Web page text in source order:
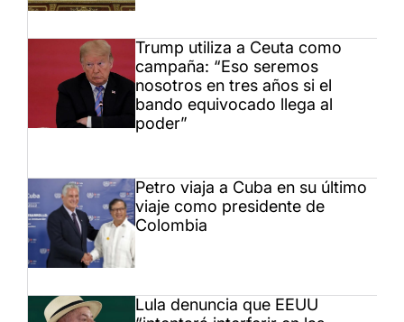
Trump utiliza a Ceuta como
campaña: “Eso seremos
nosotros en tres años si el
bando equivocado llega al
poder”
Petro viaja a Cuba en su último
viaje como presidente de
Colombia
Lula denuncia que EEUU